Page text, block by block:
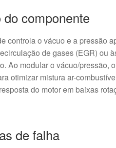
do componente
controla o vácuo e a pressão
de gases (EGR) ou
Ao modular o vácuo/pressão,
otimizar mistura ar-
do motor em baixas
de falha